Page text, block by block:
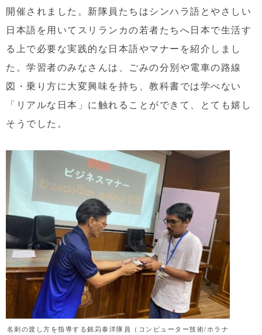
開催されました。 新隊員たちはシンハラ語とやさしい
日本語を用いて スリランカの若者たちへ日本で生活す
る上で必要な実践的な日本語やマナーを紹介しまし
た。学習者のみなさんは、ごみの分別や電車の路線
図・乗り方に大変興味を持ち、教科書では学べない
「リアルな日本」に触れることができて、とても嬉し
そうでした。
名刺の渡し方を指導する銘苅泰洋隊員（コンピューター技術/ホラナ